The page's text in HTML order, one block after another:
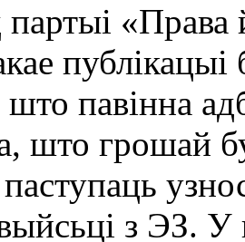
«Права
павінна
што грошай
з ЭЗ. У